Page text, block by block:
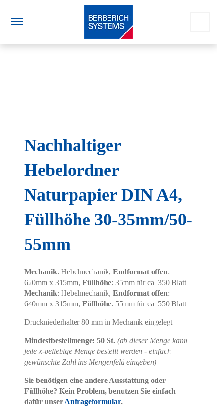
Nachhaltiger
Hebelordner
Naturpapier DIN A4,
Füllhöhe 30-35mm/50-
55mm
Mechanik: Hebelmechanik, Endformat offen:
620mm x 315mm, Füllhöhe: 35mm für ca. 350 Blatt
Mechanik: Hebelmechanik, Endformat offen:
640mm x 315mm, Füllhöhe: 55mm für ca. 550 Blatt
Druckniederhalter 80 mm in Mechanik eingelegt
Mindestbestellmenge: 50 St. (ab dieser Menge kann
jede x-beliebige Menge bestellt werden - einfach
gewünschte Zahl ins Mengenfeld eingeben)
Sie benötigen eine andere Ausstattung oder
Füllhöhe? Kein Problem, benutzen Sie einfach
dafür unser Anfrageformular.